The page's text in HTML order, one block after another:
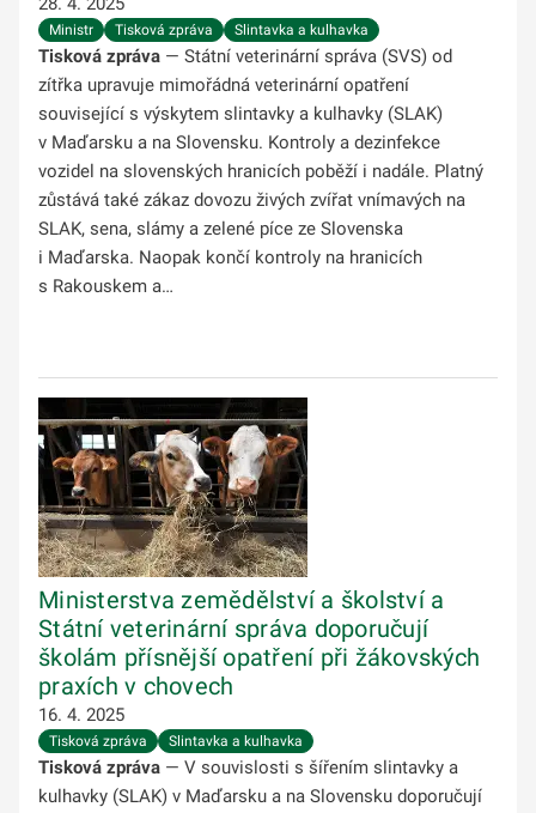
Ministr Tisková zpráva Slintavka a kulhavka
Tisková zpráva — Státní veterinární správa (SVS) od
zítřka upravuje mimořádná veterinární opatření
související s výskytem slintavky a kulhavky (SLAK)
v Maďarsku a na Slovensku. Kontroly a dezinfekce
vozidel na slovenských hranicích poběží i nadále. Platný
zůstává také zákaz dovozu živých zvířat vnímavých na
SLAK, sena, slámy a zelené píce ze Slovenska
i Maďarska. Naopak končí kontroly na hranicích
s Rakouskem a…
Ministerstva zemědělství a školství a
Státní veterinární správa doporučují
školám přísnější opatření při žákovských
praxích v chovech
16. 4. 2025
Tisková zpráva Slintavka a kulhavka
Tisková zpráva — V souvislosti s šířením slintavky a
kulhavky (SLAK) v Maďarsku a na Slovensku doporučují